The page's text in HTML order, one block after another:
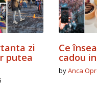
zi
putea
Ce
cadou
byAnca